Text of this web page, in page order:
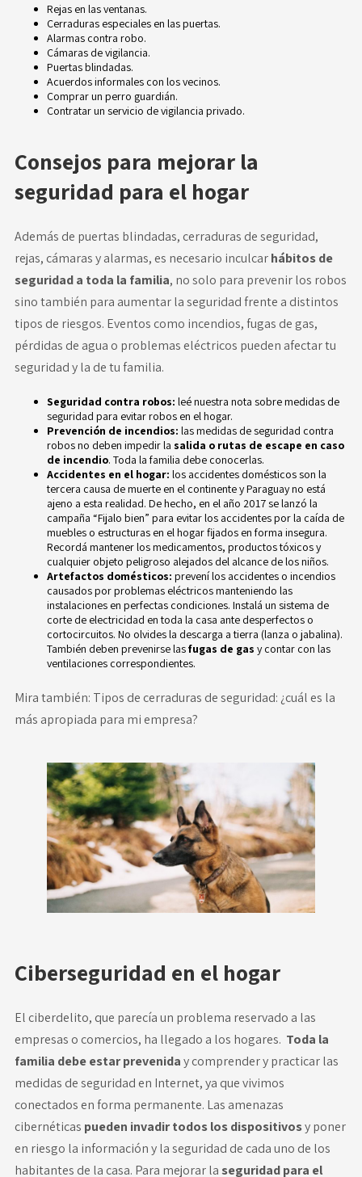
Rejas en las ventanas.
Cerraduras especiales en las puertas.
Alarmas contra robo.
Cámaras de vigilancia.
Puertas blindadas.
Acuerdos informales con los vecinos.
Comprar un perro guardián.
Contratar un servicio de vigilancia privado.
Consejos para mejorar la
seguridad para el hogar
Además de puertas blindadas, cerraduras de seguridad,
rejas, cámaras y alarmas, es necesario inculcarhábitos de
seguridad a toda la familia, no solo para prevenir los robos
sino también para aumentar la seguridad frente a distintos
tipos de riesgos. Eventos como incendios, fugas de gas,
pérdidas de agua o problemas eléctricos pueden afectar tu
seguridad y la de tu familia.
Seguridad contra robos: leé nuestra nota sobremedidas de
seguridad para evitar robos en el hogar.
Prevención de incendios: las medidas de seguridad contra
robos no deben impedir la salida o rutas de escape en caso
de incendio. Toda la familia debe conocerlas.
Accidentes en el hogar: los accidentes domésticos son la
tercera causa de muerte en el continente y Paraguay no está
ajeno a esta realidad. De hecho, en el año 2017 se lanzó la
campaña “Fijalo bien” para evitar los accidentes por la caída de
muebles o estructuras en el hogar fijados en forma insegura.
Recordá mantener los medicamentos, productos tóxicos y
cualquier objeto peligroso alejados del alcance de los niños.
Artefactos domésticos: prevení los accidentes o incendios
causados por problemas eléctricos manteniendo las
instalaciones en perfectas condiciones. Instalá un sistema de
corte de electricidad en toda la casa ante desperfectos o
cortocircuitos. No olvides la descarga a tierra (lanza o jabalina).
También deben prevenirse lasfugas de gas y contar con las
ventilaciones correspondientes.
Mira también: Tipos de cerraduras de seguridad: ¿cuál es la
más apropiada para mi empresa?
Ciberseguridad en el hogar
El ciberdelito, que parecía un problema reservado a las
empresas o comercios, ha llegado a los hogares. Toda la
familia debe estar preveniday comprender y practicar las
medidas de seguridad en Internet, ya que vivimos
conectados en forma permanente. Las amenazas
cibernéticas pueden invadir todos los dispositivosy poner
en riesgo la información y la seguridad de cada uno de los
habitantes de la casa. Para mejorar la seguridad para el